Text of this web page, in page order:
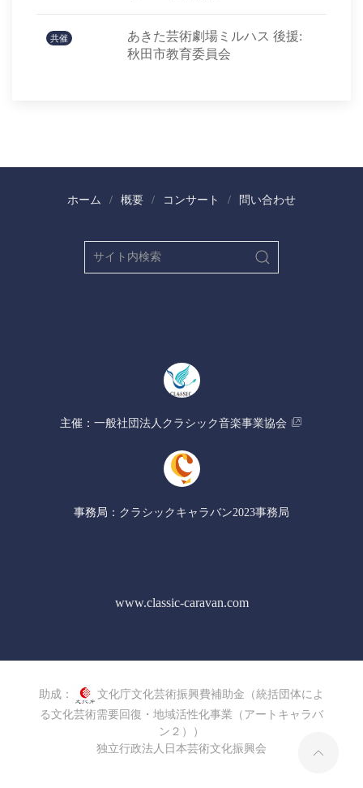
共催
あきた芸術劇場ミルハス 後援:
秋田市教育委員会
ホーム 概要 コンサート 問い合わせ
​主催：​一般社団法人クラシック音楽事業協会
事務局： ​クラシックキャラバン2023事務局
www.classic-caravan.com
助成：
文化庁文化芸術振興費補助金（統括団体によ
る文化芸術需要回復・地域活性化事業（アートキャラバ
ン２））
独立行政法人日本芸術文化振興会